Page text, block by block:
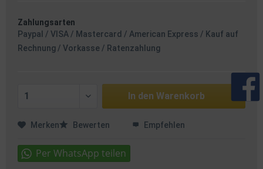
Zahlungsarten
Paypal / VISA / Mastercard / American Express / Kauf auf
Rechnung / Vorkasse / Ratenzahlung
In den Warenkorb
Merken Bewerten Empfehlen